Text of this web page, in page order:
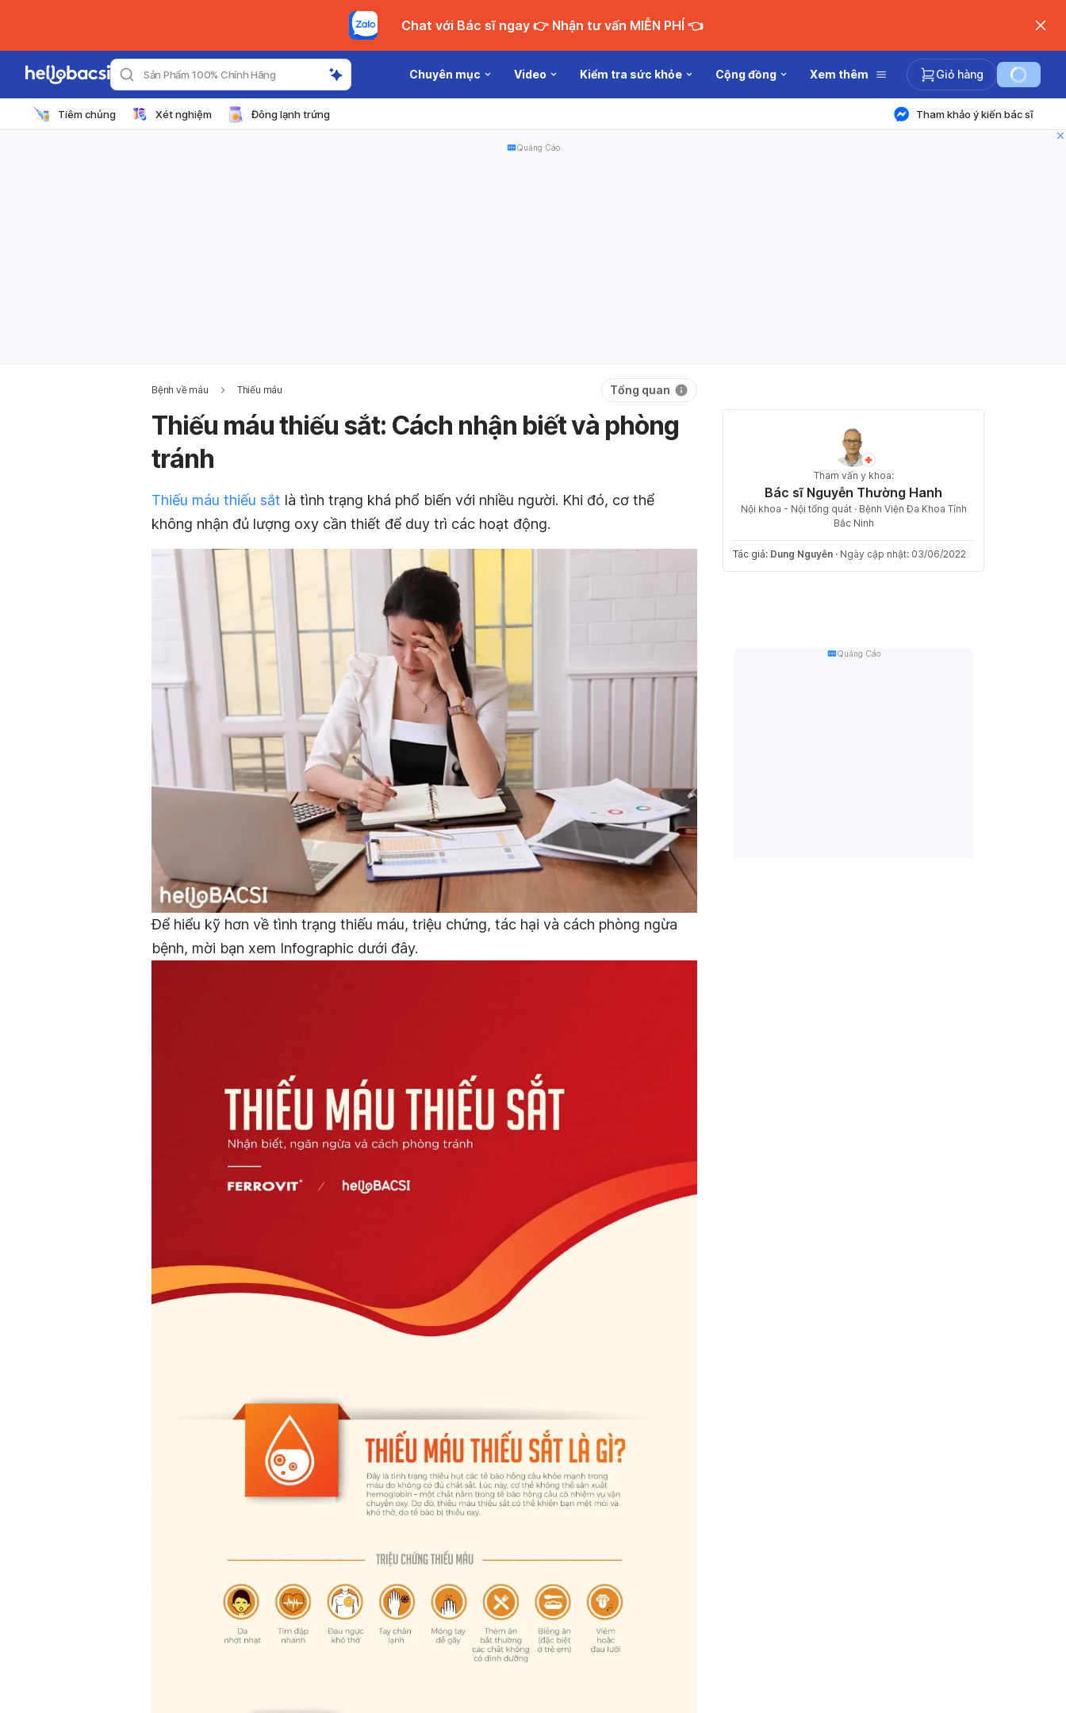
Chat với Bác sĩ ngay 👉 Nhận tư vấn MIỄN PHÍ 👈
Sản Phẩm 100% Chính Hãng Chuyên mục Video Kiểm tra sức khỏe Cộng đồng Xem thêm Giỏ hàng
Tiêm chủng Xét nghiệm Đông lạnh trứng Tham khảo ý kiến bác sĩ
Quảng Cáo
Bệnh về máu Thiếu máu Tổng quan
Thiếu máu thiếu sắt: Cách nhận biết và phòng
tránh
Thiếu máu thiếu sắt là tình trạng khá phổ biến với nhiều người. Khi đó, cơ thể
không nhận đủ lượng oxy cần thiết để duy trì các hoạt động.
Để hiểu kỹ hơn về tình trạng thiếu máu, triệu chứng, tác hại và cách phòng ngừa
bệnh, mời bạn xem Infographic dưới đây.
Tham vấn y khoa:
Bác sĩ Nguyễn Thường Hanh
Nội khoa - Nội tổng quát · Bệnh Viện Đa Khoa Tỉnh
Bắc Ninh
Tác giả: Dung Nguyễn · Ngày cập nhật: 03/06/2022
Quảng Cáo